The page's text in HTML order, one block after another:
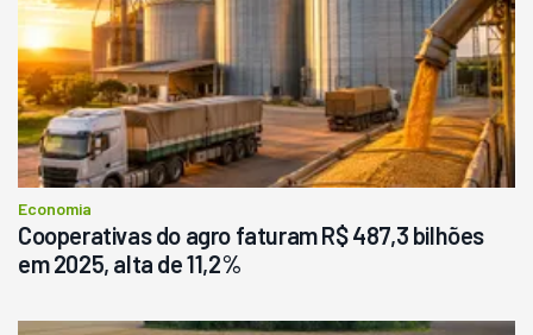
Economia
Cooperativas do agro faturam R$ 487,3 bilhões
em 2025, alta de 11,2%